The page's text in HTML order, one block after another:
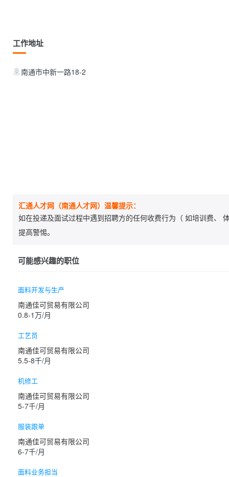
工作地址
南通市中新一路18-2
汇通人才网（南通人才网）温馨提示：
如在投递及面试过程中遇到招聘方的任何收费行为（ 如培训费、
提高警惕。
可能感兴趣的职位
面料开发与生产
南通佳可贸易有限公司
0.8-1万/月
工艺员
南通佳可贸易有限公司
5.5-8千/月
机修工
南通佳可贸易有限公司
5-7千/月
服装跟单
南通佳可贸易有限公司
6-7千/月
面料业务担当